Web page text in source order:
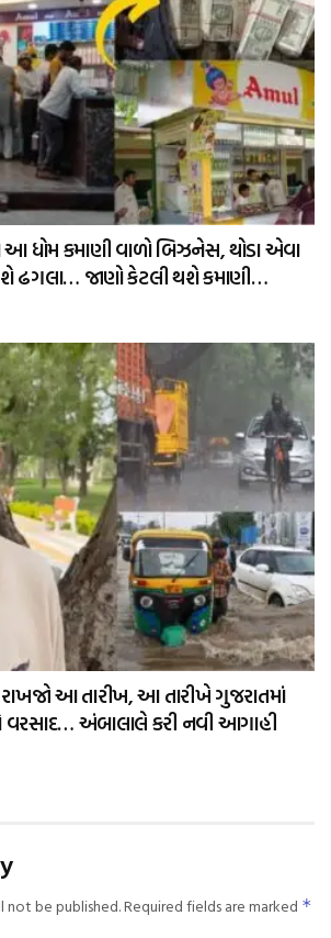
ધોમ કમાણી વાળો બિઝનેસ, થોડા એવા
થશે ઢગલા… જાણો કેટલી થશે કમાણી…
રાખજો આ તારીખ, આ તારીખે ગુજરાતમાં
અંબાલાલે કરી નવી આગાહી
not be published.Required fields are marked *